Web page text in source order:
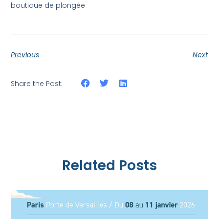
boutique de plongée
Previous Next
Share the Post:
Related Posts